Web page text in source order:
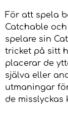
För att spela
Catchable
spelare sin
tricket på sitt
placerar de
själva eller
utmaningar
de misslyckas